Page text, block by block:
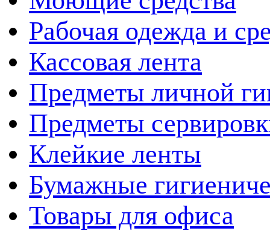
Рабочая одежда и
Кассовая лента
Предметы личной
Предметы
Клейкие ленты
Бумажные
Товары для офиса